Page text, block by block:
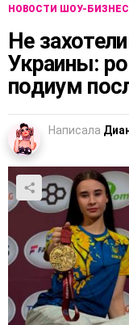
НОВОСТИ ШОУ-
Не
Украины:
подиум
Написала